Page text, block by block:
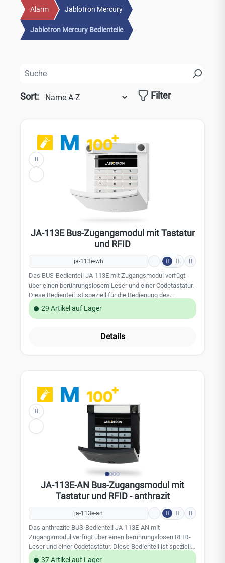
Alarm Jablotron Mercury
Jablotron Mercury Bedienteile
Filter
Sort:
JA-113E Bus-Zugangsmodul mit Tastatur
und RFID
ja-113e-wh
Das BUS-Bedienteil JA-113E mit Zugangsmodul verfügt
über einen berührungslosem Leser und einer Codetastatur.
Diese Bedienteil ist speziell für die Bedienung des
JABLOTRON 100 Alarmsystems konzipiert. Diese
Bedienteil verfügt über ein Bediensegment und kann bei
ausgestattet werden. Die Kommunikation und die
Energiesparfunktion bei Ausfall der Netzversorgung
Technische Daten: belegt eine Position in dem
JABLOTRON 100 Alarmsystem Stromversorgung: über den
BUS der Zentrale, 12 V (9 - 15 V) Stromverbrauch: im
Energiesparmodus 10 mA berührungsloser Leser
Funkfrequenz: 125 kHz Abmessungen: 102 x 96 x 33 mm
Umgebungsbedingungen: EN 50131-1, EN 50131-3: II, innen
Betriebstemperatur: -10 bis 40 °C Sicherheitsgrad 2 gemäß
29 Artikel auf Lager
Details
JA-113E-AN Bus-Zugangsmodul mit
Tastatur und RFID - anthrazit
ja-113e-an
Das anthrazite BUS-Bedienteil JA-113E-AN mit
Zugangsmodul verfügt über einen berührungslosen RFID-
Leser und einer Codetastatur. Diese Bedienteil ist speziell
für die Bedienung des JABLOTRON 100 Alarmsystems
37 Artikel auf Lager